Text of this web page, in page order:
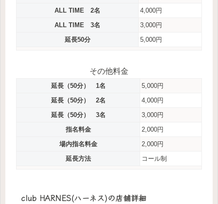
ALL TIME 2名
4,000円
ALL TIME 3名
3,000円
延長50分
5,000円
その他料金
延長（50分） 1名
5,000円
延長（50分） 2名
4,000円
延長（50分） 3名
3,000円
指名料金
2,000円
場内指名料金
2,000円
延長方法
コール制
club HARNES(ハーネス)の店舗詳細